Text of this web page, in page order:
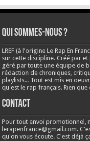
Qui sommes-nous ?
LREF (à l'origine Le Rap En
sur cette discipline. Créé par
géré par toute une équipe de
rédaction de chroniques,
playlists... Tout est mis en
qu'est le rap français. Rien que
Contact
Pour tout envoi promotionnel,
lerapenfrance@gmail.com.
qu'on vous écoute. C'est déjà